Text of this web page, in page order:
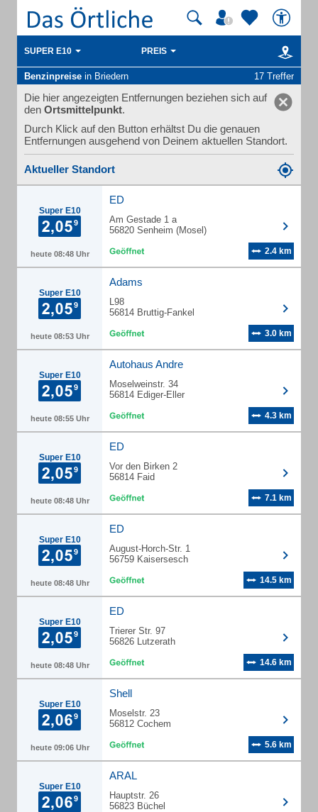
SUPER E10 PREIS
Benzinpreise in Briedern 17 Treffer
Die hier angezeigten Entfernungen beziehen sich auf
den Ortsmittelpunkt.
Durch Klick auf den Button erhältst Du die genauen
Entfernungen ausgehend von Deinem aktuellen Standort.
Aktueller Standort
Super E10
heute 08:48 Uhr
ED
Am Gestade 1 a
56820 Senheim (Mosel)
2.4 km
Super E10
heute 08:53 Uhr
Adams
L98
56814 Bruttig-Fankel
3.0 km
Super E10
heute 08:55 Uhr
Autohaus Andre
Moselweinstr. 34
56814 Ediger-Eller
4.3 km
Super E10
heute 08:48 Uhr
ED
Vor den Birken 2
56814 Faid
7.1 km
Super E10
heute 08:48 Uhr
ED
August-Horch-Str. 1
56759 Kaisersesch
14.5 km
Super E10
heute 08:48 Uhr
ED
Trierer Str. 97
56826 Lutzerath
14.6 km
Super E10
heute 09:06 Uhr
Shell
Moselstr. 23
56812 Cochem
5.6 km
Super E10
ARAL
Hauptstr. 26
56823 Büchel